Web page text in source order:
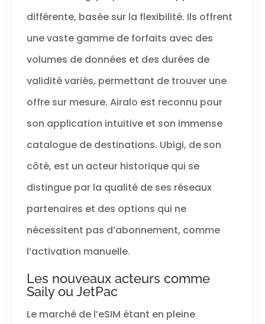
différente, basée sur la flexibilité. Ils offrent
une vaste gamme de forfaits avec des
volumes de données et des durées de
validité variés, permettant de trouver une
offre sur mesure. Airalo est reconnu pour
son application intuitive et son immense
catalogue de destinations. Ubigi, de son
côté, est un acteur historique qui se
distingue par la qualité de ses réseaux
partenaires et des options qui ne
nécessitent pas d’abonnement, comme
l’activation manuelle.
Les nouveaux acteurs comme
Saily ou JetPac
Le marché de l’eSIM étant en pleine